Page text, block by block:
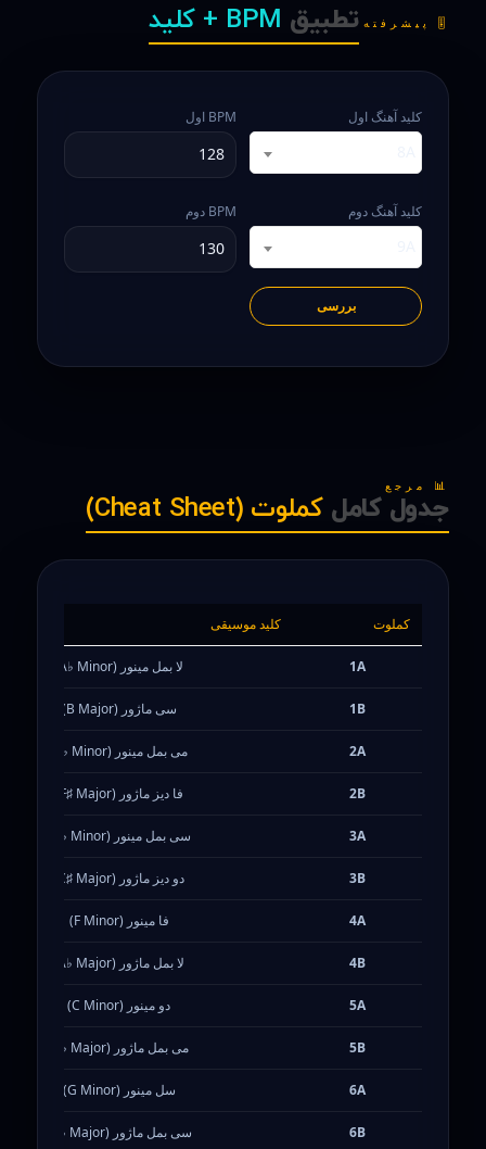
🎚️ پیشرفته تطبیق BPM + کلید
کلید آهنگ اول BPM اول
کلید آهنگ دوم BPM دوم
بررسی
📊 مرجع
جدول کاملکملوت (Cheat Sheet)
کملوت کلید موسیقی
1A لا بمل مینور (A♭ Minor)
1B سی ماژور (B Major)
2A می بمل مینور (E♭ Minor)
2B فا دیز ماژور (F♯ Major)
3A سی بمل مینور (B♭ Minor)
3B دو دیز ماژور (C♯ Major)
4A فا مینور (F Minor)
4B لا بمل ماژور (A♭ Major)
5A دو مینور (C Minor)
5B می بمل ماژور (E♭ Major)
6A سل مینور (G Minor)
6B سی بمل ماژور (B♭ Major)